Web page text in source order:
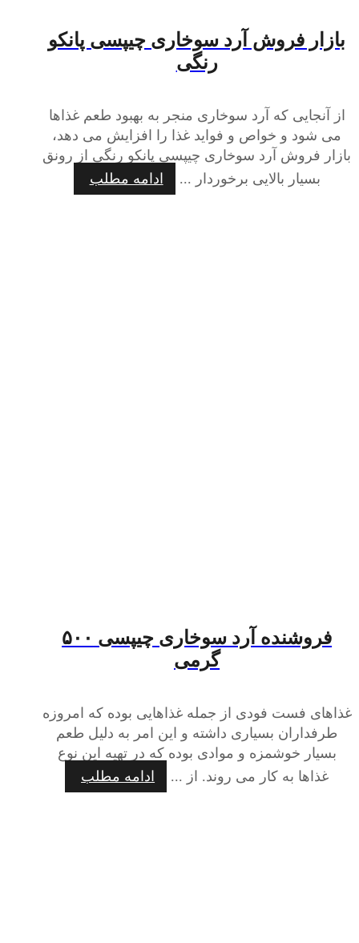
بازار فروش آرد سوخاری چیپسی پانکو
رنگی
از آنجایی که آرد سوخاری منجر به بهبود طعم غذاها
می شود و خواص و فواید غذا را افزایش می دهد،
بازار فروش آرد سوخاری چیپسی پانکو رنگی از رونق
بسیار بالایی برخوردار ...
ادامه مطلب
فروشنده آرد سوخاری چیپسی ۵۰۰
گرمی
غذاهای فست فودی از جمله غذاهایی بوده که امروزه
طرفداران بسیاری داشته و این امر به دلیل طعم
بسیار خوشمزه و موادی بوده که در تهیه این نوع
غذاها به کار می روند. از ...
ادامه مطلب